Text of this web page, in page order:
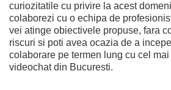
curiozitatile cu privire la acest
colaborezi cu o echipa de
vei atinge obiectivele propuse, fara
riscuri si poti avea ocazia de a
colaborare pe termen lung cu cel
videochat din Bucuresti.